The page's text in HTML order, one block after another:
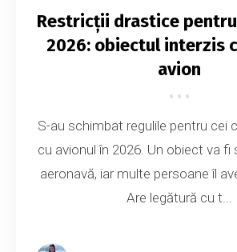
Restricții drastice
2026: obiectul interzis
avion
S-au schimbat regulile pentru cei
cu avionul în 2026. Un obiect va fi
aeronavă, iar multe persoane îl
Are legătură cu t...